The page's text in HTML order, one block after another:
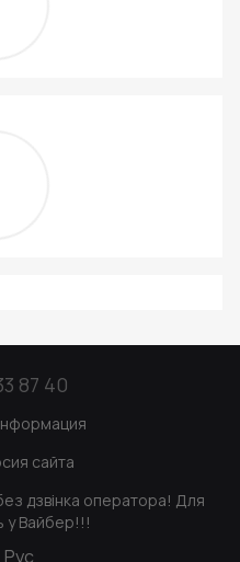
87 40
сайта
дзвінка оператора! Для
у Вайбер!!!
Рус